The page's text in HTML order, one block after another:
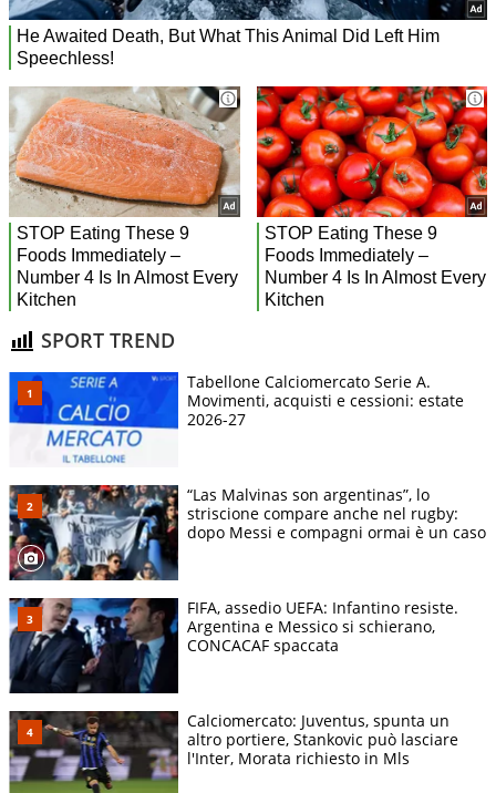
SPORT TREND
Tabellone Calciomercato Serie A.
Movimenti, acquisti e cessioni: estate
2026-27
“Las Malvinas son argentinas”, lo
striscione compare anche nel rugby:
dopo Messi e compagni ormai è un caso
FIFA, assedio UEFA: Infantino resiste.
Argentina e Messico si schierano,
CONCACAF spaccata
Calciomercato: Juventus, spunta un
altro portiere, Stankovic può lasciare
l'Inter, Morata richiesto in Mls